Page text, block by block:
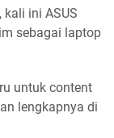
ini ASUS
sebagai laptop
untuk content
lengkapnya di